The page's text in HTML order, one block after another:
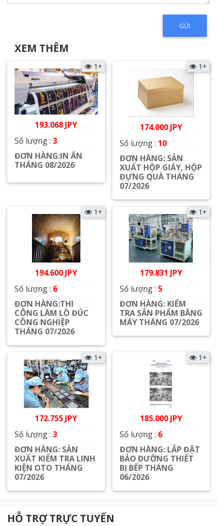
XEM THÊM
1+
193.068 JPY
Số lượng : 3
ĐƠN HÀNG:IN ẤN
THÁNG 08/2026
Xem chi tiết
1+
174.000 JPY
Số lượng : 10
ĐƠN HÀNG: SẢN
XUẤT HỘP GIÁY, HỘP
ĐỰNG QUÀ THÁNG
07/2026
Xem chi tiết
1+
194.600 JPY
Số lượng : 6
ĐƠN HÀNG:THI
CÔNG LÀM LÒ ĐÚC
CÔNG NGHIỆP
THÁNG 07/2026
Xem chi tiết
1+
179.831 JPY
Số lượng : 5
ĐƠN HÀNG: KIỂM
TRA SẢN PHẨM BẰNG
MÁY THÁNG 07/2026
Xem chi tiết
1+
172.755 JPY
Số lượng : 3
ĐƠN HÀNG: SẢN
XUẤT KIỂM TRA LINH
KIỆN OTO THÁNG
07/2026
Xem chi tiết
1+
185.000 JPY
Số lượng : 6
ĐƠN HÀNG: LẮP ĐẶT
BẢO DƯỠNG THIẾT
BỊ BẾP THÁNG
06/2026
Xem chi tiết
HỖ TRỢ TRỰC TUYẾN